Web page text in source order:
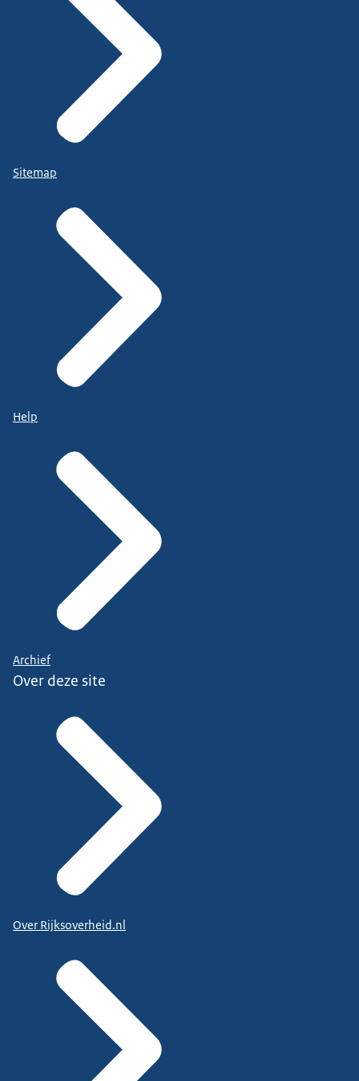
Sitemap
Help
Archief
Over deze site
Over Rijksoverheid.nl